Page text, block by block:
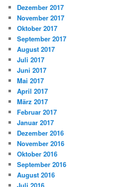
Dezember 2017
November 2017
Oktober 2017
September 2017
August 2017
Juli 2017
Juni 2017
Mai 2017
April 2017
März 2017
Februar 2017
Januar 2017
Dezember 2016
November 2016
Oktober 2016
September 2016
August 2016